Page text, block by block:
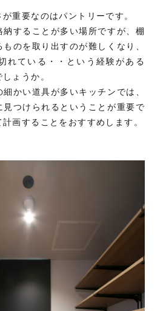
重要なのはパントリーです。
することが多い場所ですが、棚
のを取り出すのが難しくなり、
れている・・という経験がある
ょうか。
かい道具が多いキッチンでは、
つけられるということが重要で
画することをおすすめします。